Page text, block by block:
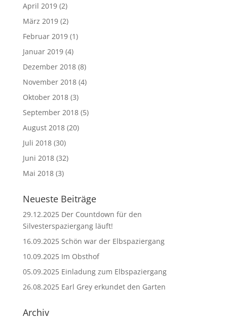
April 2019(2)
März 2019(2)
Februar 2019(1)
Januar 2019(4)
Dezember 2018(8)
November 2018(4)
Oktober 2018(3)
September 2018(5)
August 2018(20)
Juli 2018(30)
Juni 2018(32)
Mai 2018(3)
Neueste Beiträge
29.12.2025 Der Countdown für den
Silvesterspaziergang läuft!
16.09.2025 Schön war der Elbspaziergang
10.09.2025 Im Obsthof
05.09.2025 Einladung zum Elbspaziergang
26.08.2025 Earl Grey erkundet den Garten
Archiv